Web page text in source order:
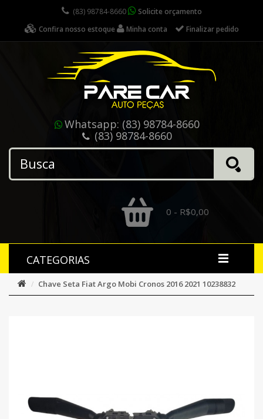
(83) 98784-8660
Solicite orçamento
Confira nosso estoque
Minha conta Finalizar pedido
Whatsapp: (83) 98784-8660
(83) 98784-8660
0 - R$0,00
CATEGORIAS
Chave Seta Fiat Argo Mobi Cronos 2016 2021 10238832